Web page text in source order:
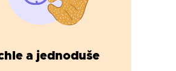
a jednoduše